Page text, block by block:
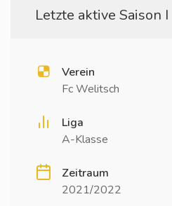
Letzte aktive Saison I
Verein
Fc Welitsch
Liga
A-Klasse
Zeitraum
2021/2022